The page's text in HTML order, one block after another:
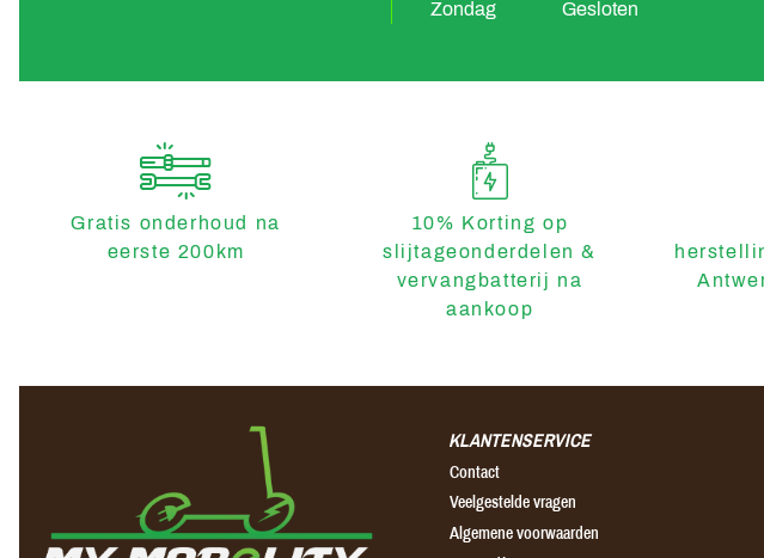
Zondag
Gesloten
Gratis onderhoud na
eerste 200km
10% Korting op
slijtageonderdelen &
vervangbatterij na
aankoop
KLANTENSERVICE
Contact
Veelgestelde vragen
Algemene voorwaarden